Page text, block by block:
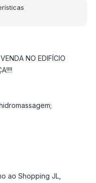
NO EDIFÍCIO
ao Shopping JL,